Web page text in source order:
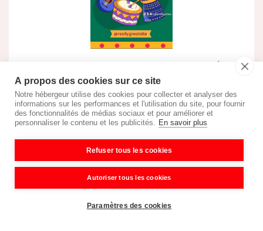
CONCERT DE RUE LE 7 SEPTEMBRE AU CAFÉ
MILLÉSIMES
07/09/2024 15:00 88 Rue de Picpus, Paris, France
Les choristes de Podium vous proposent un mini-concert gratuit à
l’occasion des 80 ans de la Libération ! Samedi 7 septembre à 15h,
devant le Café Millésimes, les hommes en marinière vous chanteront
des chansons de leur spectacle « Olympe X : double-je(ux) » qui est
repris les 26 et 27 octobre au Théâtre de Vanves pour 3 dates
EN SAVOIR PLUS
À propos des cookies sur ce site
Notre hébergeur utilise des cookies pour collecter et analyser des
informations sur les performances et l'utilisation du site, pour fournir
des fonctionnalités de médias sociaux et pour améliorer et
personnaliser le contenu et les publicités. En savoir plus
Refuser tous les cookies
Autoriser tous les cookies
Paramètres des cookies